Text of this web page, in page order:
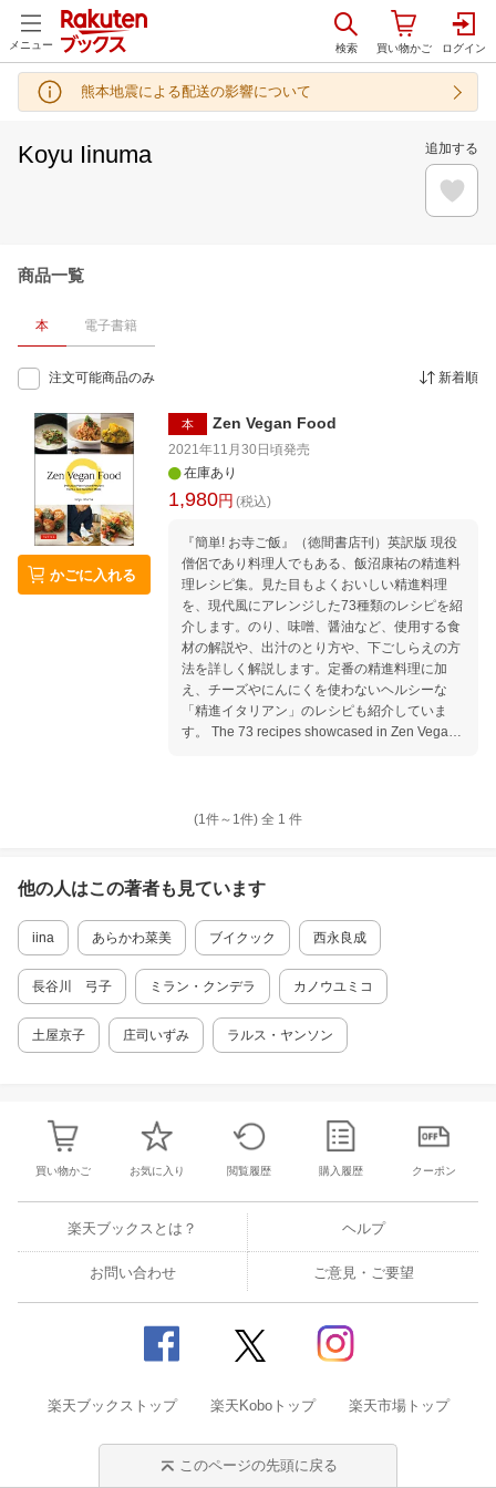
メニュー
熊本地震による配送の影響について
Koyu Iinuma 追加する
商品一覧
本 電子書籍
注文可能商品のみ 新着順
かごに入れる
本 Zen Vegan Food
2021年11月30日頃発売
在庫あり
1,980円 (税込)
『簡単! お寺ご飯』（徳間書店刊）英訳版 現役
僧侶であり料理人でもある、飯沼康祐の精進料
理レシピ集。見た目もよくおいしい精進料理
を、現代風にアレンジした73種類のレシピを紹
介します。のり、味噌、醤油など、使用する食
材の解説や、出汁のとり方や、下ごしらえの方
法を詳しく解説します。定番の精進料理に加
え、チーズやにんにくを使わないヘルシーな
「精進イタリアン」のレシピも紹介していま
す。 The 73 recipes showcased in Zen Vegan
es, while comprehensive information on Japan
n. In this cookbook, readers will find: ・28 recip
es for vegan congee-the traditional Asian rice p
orridge dish that is taking the West by storm. Th
ese include Congee with Eggplant and Ginger,
Chestnuts ・A chapter on Japanese-Italian dis
hes with recipes such as Grilled Turnips with M
ustard and Olive Sauce, Spaghetti with Pesto a
nd Shiitake and Mushroom Risotto with Nori Se
asics – 精進料理とは The Basic Rules of Zen B
uddhist Temple Cooking – 精進料理のルール A
Glossary of Ingredients – 使用される主な食材
ごしらえ方法の解説とおかずレシピ ・Two Kin
ds of Dashi Stock – 出汁のとり方 ・Deep-fried
Tofu with Mushroom Miso - 揚げ出し豆腐きのこ
あんかけのせなど Chapter 2: Delicious Conge
e Rice Porridge 雑炊、お粥レシピ ・Yuba Co
n Main Dish メインおかずレシピ ・Mixed Si
mmered Vegetables – 筑前煮 など Chapter 4:
paghetti with “Meat”Sauce – 肉のかわりに豆腐
(1件～ 1件) 全 1 件
他の人はこの著者も見ています
iina あらかわ菜美 ブイクック 西永良成
長谷川 弓子 ミラン・クンデラ カノウユミコ
土屋京子 庄司いずみ ラルス・ヤンソン
買い物かご お気に入り 閲覧履歴 購入履歴 クーポン
楽天ブックスとは？ ヘルプ
お問い合わせ ご意見・ご要望
楽天ブックストップ 楽天Koboトップ 楽天市場トップ
このページの先頭に戻る